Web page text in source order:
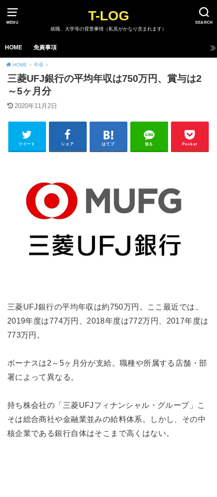
MENU SEARCH
T-LOG
就職、大学等の背景事情（私見がかなり含まれます）
HOME 免責事項
HOME 年収
三菱UFJ銀行の平均年収は750万円、賞与は2
～5ヶ月分
2020年11月2日
ツイート シェア はてブ 送る Pocket
三菱UFJ銀行の平均年収は約750万円。ここ最近では、
2019年度は774万円、2018年度は772万円、2017年度は
773万円。
ボーナスは2～5ヶ月分が支給。職種や所属する店舗・部
署によって異なる。
持ち株会社の「三菱UFJフィナンシャル・グループ」こ
そは総合商社や金融業並みの給料体系。しかし、その中
核企業である銀行自体はそこまで高くはない。